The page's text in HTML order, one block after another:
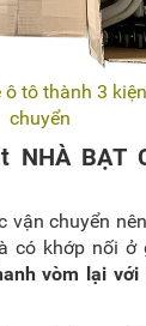
tô thành 3
chuyển
NHÀ BẠT
vận chuyển
có khớp nối ở
vòm lại với